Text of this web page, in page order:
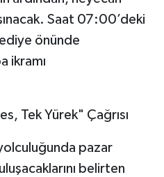
Saat 07:00’deki
önünde
ikramı
Tek Yürek" Çağrısı
pazar
belirten